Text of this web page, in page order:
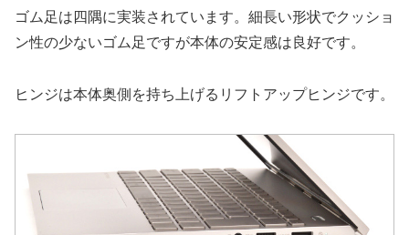
ゴム足は四隅に実装されています。細長い形状でクッショ
ン性の少ないゴム足ですが本体の安定感は良好です。
ヒンジは本体奥側を持ち上げるリフトアップヒンジです。